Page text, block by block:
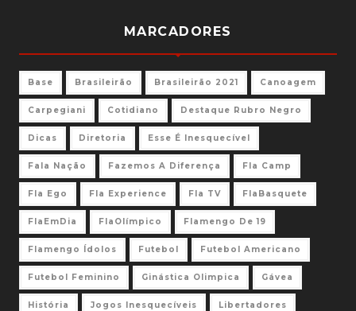
MARCADORES
Base Brasileirão Brasileirão 2021 Canoagem
Carpegiani Cotidiano Destaque Rubro Negro
Dicas Diretoria Esse É Inesquecível
Fala Nação Fazemos A Diferença Fla Camp
Fla Ego Fla Experience Fla TV FlaBasquete
FlaEmDia FlaOlímpico Flamengo De 19
Flamengo Ídolos Futebol Futebol Americano
Futebol Feminino Ginástica Olimpica Gávea
História Jogos Inesquecíveis Libertadores